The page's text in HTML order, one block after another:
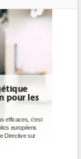
pour les
efficaces, c'est
européens
Directive sur